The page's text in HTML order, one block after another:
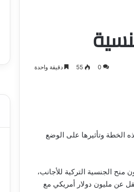
0
55 دقيقة واحدة
الخطة وتأثيرها على الوضع
الجنسية التركية للأجانب،
عن مليون دولار أمريكي مع